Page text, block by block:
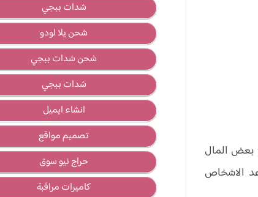
بعض المال
الاشخاص
شدات ببجي
شحن يلا لودو
شحن شدات ببجي
شدات ببجي
انشاء ايميل
تصميم مواقع
حراج نيو سوق
كاميرات مراقبة